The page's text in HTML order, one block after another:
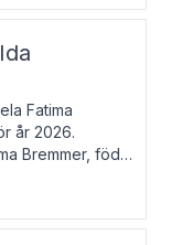
Fatima
år 2026.
Bremmer, född
i fjol med